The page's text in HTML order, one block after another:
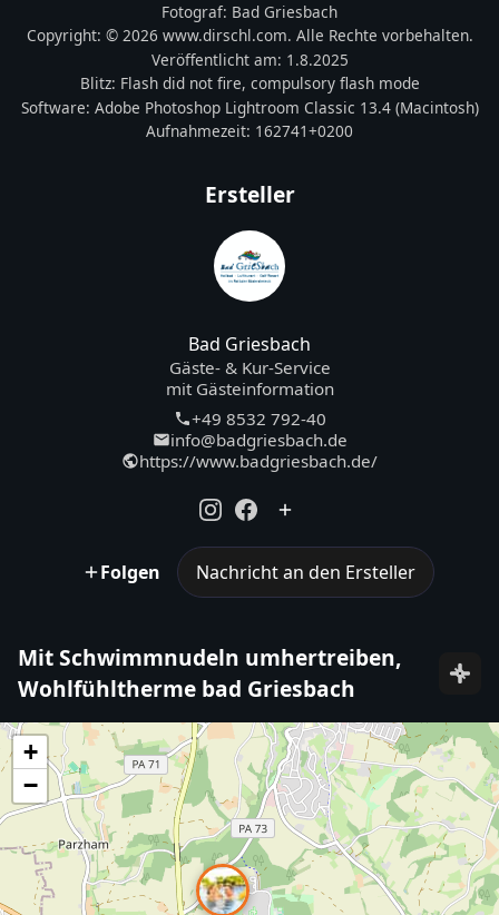
Fotograf: Bad Griesbach
Copyright: © 2026 www.dirschl.com. Alle Rechte vorbehalten.
Veröffentlicht am: 1.8.2025
Blitz: Flash did not fire, compulsory flash mode
Software: Adobe Photoshop Lightroom Classic 13.4 (Macintosh)
Aufnahmezeit: 162741+0200
Ersteller
Bad Griesbach
Gäste- & Kur-Service
mit Gästeinformation
+49 8532 792-40
info@badgriesbach.de
https://www.badgriesbach.de/
Folgen Nachricht an den Ersteller
Mit Schwimmnudeln umhertreiben,
Wohlfühltherme bad Griesbach
+
−